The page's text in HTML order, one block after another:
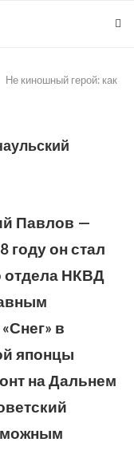
Не киношный герой: как
Павлов —
году он стал
отдела НКВД
в
японцы
на Дальнем